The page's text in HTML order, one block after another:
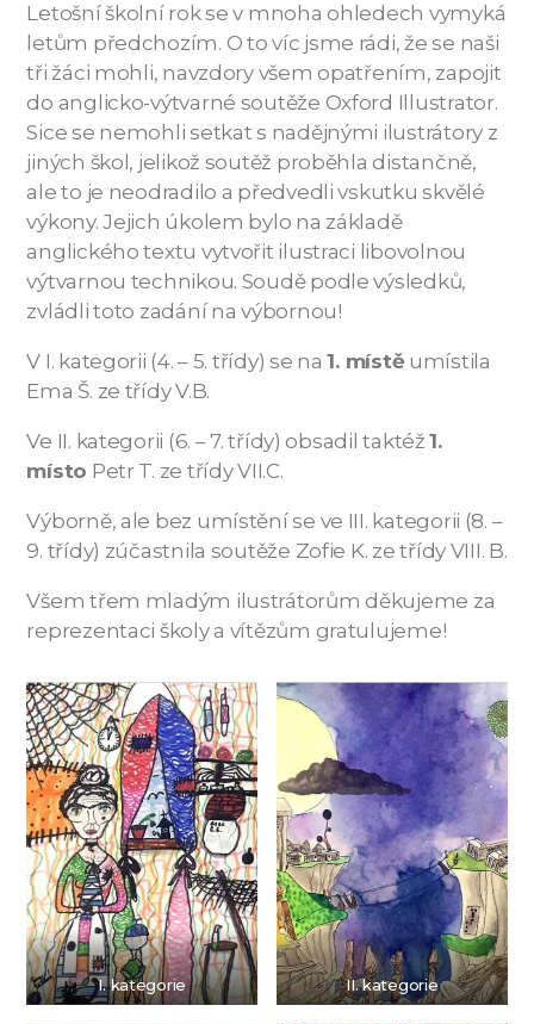
Letošní školní rok se v mnoha ohledech vymyká
letům předchozím. O to víc jsme rádi, že se naši
tři žáci mohli, navzdory všem opatřením, zapojit
do anglicko-výtvarné soutěže Oxford Illustrator.
Sice se nemohli setkat s nadějnými ilustrátory z
jiných škol, jelikož soutěž proběhla distančně,
ale to je neodradilo a předvedli vskutku skvělé
výkony. Jejich úkolem bylo na základě
anglického textu vytvořit ilustraci libovolnou
výtvarnou technikou. Soudě podle výsledků,
zvládli toto zadání na výbornou!
V I. kategorii (4. – 5. třídy) se na1. místě umístila
Ema Š. ze třídy V.B.
Ve II. kategorii (6. – 7. třídy) obsadil taktéž1.
místo Petr T. ze třídy VII.C.
Výborně, ale bez umístění se ve III. kategorii (8. –
9. třídy) zúčastnila soutěže Zofie K. ze třídy VIII. B.
Všem třem mladým ilustrátorům děkujeme za
reprezentaci školy a vítězům gratulujeme!
I. kategorie II. kategorie